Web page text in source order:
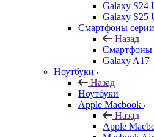
Galaxy S24
Galaxy S25
Смартфоны
Назад
Смартфоны
Galaxy A17
Ноутбуки
Назад
Ноутбуки
Apple Macbook
Назад
Apple